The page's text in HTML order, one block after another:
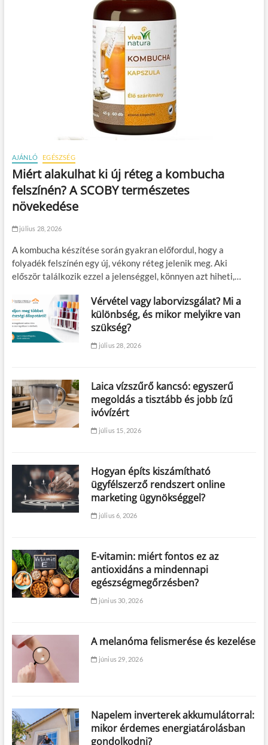
AJÁNLÓ EGÉSZSÉG
Miért alakulhat ki új réteg a kombucha
felszínén? A SCOBY természetes
növekedése
július 28, 2026
A kombucha készítése során gyakran előfordul, hogy a
folyadék felszínén egy új, vékony réteg jelenik meg. Aki
először találkozik ezzel a jelenséggel, könnyen azt hiheti,…
Vérvétel vagy laborvizsgálat? Mi a
különbség, és mikor melyikre van
szükség?
július 28, 2026
Laica vízszűrő kancsó: egyszerű
megoldás a tisztább és jobb ízű
ivóvízért
július 15, 2026
Hogyan építs kiszámítható
ügyfélszerző rendszert online
marketing ügynökséggel?
július 6, 2026
E-vitamin: miért fontos ez az
antioxidáns a mindennapi
egészségmegőrzésben?
június 30, 2026
A melanóma felismerése és kezelése
június 29, 2026
Napelem inverterek akkumulátorral:
mikor érdemes energiatárolásban
gondolkodni?